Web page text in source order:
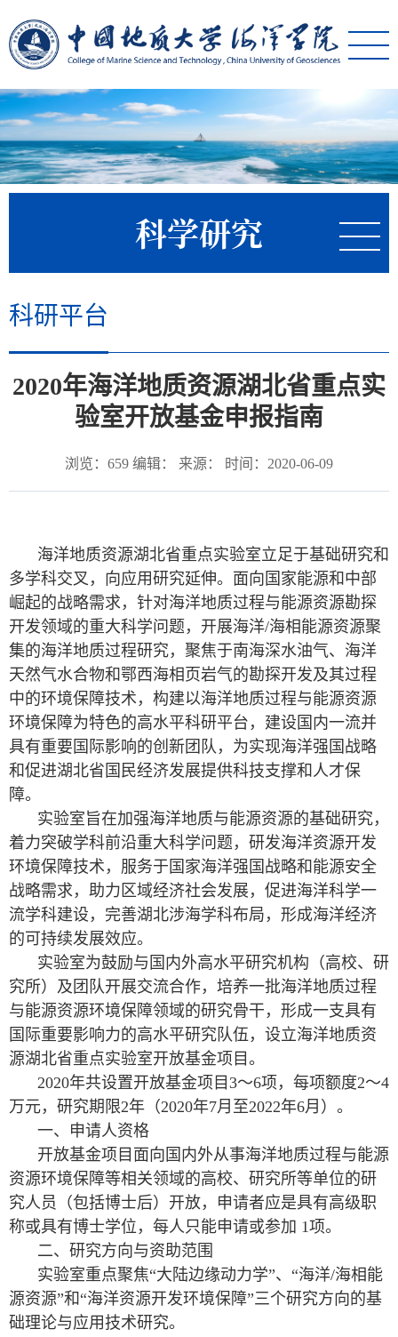
科学研究
科研平台
2020年海洋地质资源湖北省重点实
验室开放基金申报指南
浏览： 659 编辑： 来源： 时间：2020-06-09
海洋地质资源湖北省重点实验室立足于基础研究和
多学科交叉，向应用研究延伸。面向国家能源和中部
崛起的战略需求，针对海洋地质过程与能源资源勘探
开发领域的重大科学问题，开展海洋/海相能源资源聚
集的海洋地质过程研究，聚焦于南海深水油气、海洋
天然气水合物和鄂西海相页岩气的勘探开发及其过程
中的环境保障技术，构建以海洋地质过程与能源资源
环境保障为特色的高水平科研平台，建设国内一流并
具有重要国际影响的创新团队，为实现海洋强国战略
和促进湖北省国民经济发展提供科技支撑和人才保
障。
实验室旨在加强海洋地质与能源资源的基础研究，
着力突破学科前沿重大科学问题，研发海洋资源开发
环境保障技术，服务于国家海洋强国战略和能源安全
战略需求，助力区域经济社会发展，促进海洋科学一
流学科建设，完善湖北涉海学科布局，形成海洋经济
的可持续发展效应。
实验室为鼓励与国内外高水平研究机构（高校、研
究所）及团队开展交流合作，培养一批海洋地质过程
与能源资源环境保障领域的研究骨干，形成一支具有
国际重要影响力的高水平研究队伍，设立海洋地质资
源湖北省重点实验室开放基金项目。
2020年共设置开放基金项目3～6项，每项额度2～4
万元，研究期限2年（2020年7月至2022年6月）。
一、申请人资格
开放基金项目面向国内外从事海洋地质过程与能源
资源环境保障等相关领域的高校、研究所等单位的研
究人员（包括博士后）开放，申请者应是具有高级职
称或具有博士学位，每人只能申请或参加 1项。
二、研究方向与资助范围
实验室重点聚焦“大陆边缘动力学”、“海洋/海相能
源资源”和“海洋资源开发环境保障”三个研究方向的基
础理论与应用技术研究。